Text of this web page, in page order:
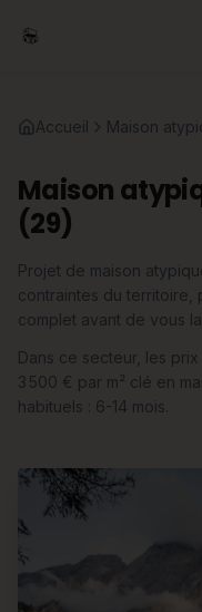
Accueil Maison
Maison
(29)
Projet de maison
contraintes du territoire,
complet avant de vous
Dans ce secteur, les
3 500 € par m² clé en
habituels : 6-14 mois.